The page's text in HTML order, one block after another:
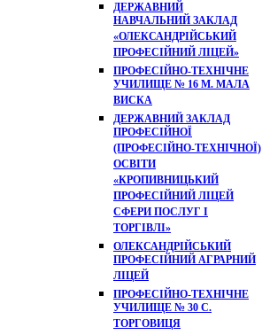
ДЕРЖАВНИЙ
НАВЧАЛЬНИЙ ЗАКЛАД
«ОЛЕКСАНДРІЙСЬКИЙ
ПРОФЕСІЙНИЙ ЛІЦЕЙ»
ПРОФЕСІЙНО-ТЕХНІЧНЕ
УЧИЛИЩЕ № 16 М. МАЛА
ВИСКА
ДЕРЖАВНИЙ ЗАКЛАД
ПРОФЕСІЙНОЇ
(ПРОФЕСІЙНО-ТЕХНІЧНОЇ)
ОСВІТИ
«КРОПИВНИЦЬКИЙ
ПРОФЕСІЙНИЙ ЛІЦЕЙ
СФЕРИ ПОСЛУГ І
ТОРГІВЛІ»
ОЛЕКСАНДРІЙСЬКИЙ
ПРОФЕСІЙНИЙ АГРАРНИЙ
ЛІЦЕЙ
ПРОФЕСІЙНО-ТЕХНІЧНЕ
УЧИЛИЩЕ № 30 С.
ТОРГОВИЦЯ